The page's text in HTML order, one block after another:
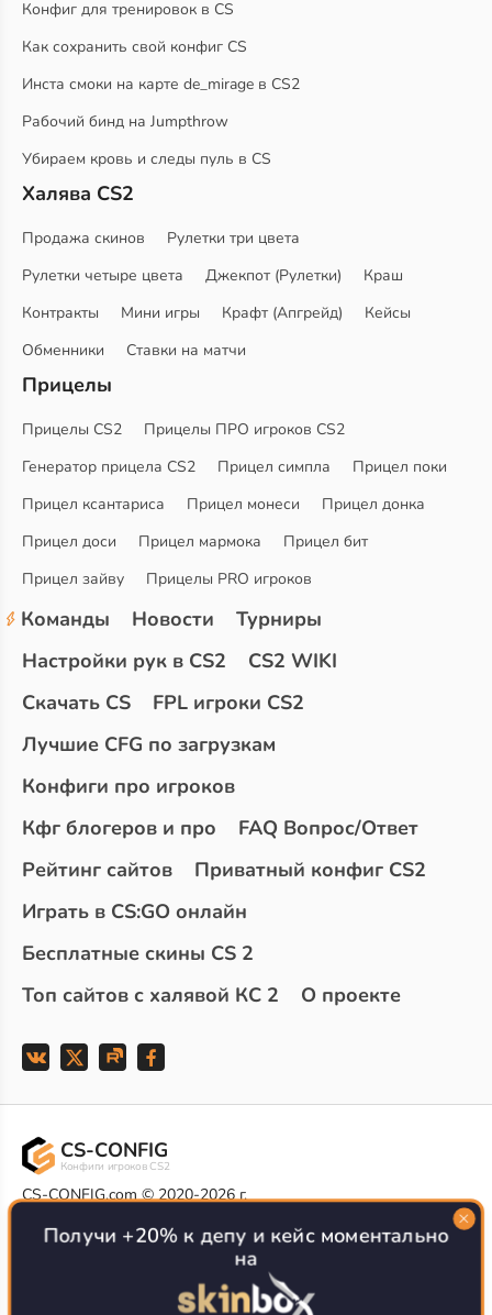
Конфиг для тренировок в CS
Как сохранить свой конфиг CS
Инста смоки на карте de_mirage в CS2
Рабочий бинд на Jumpthrow
Убираем кровь и следы пуль в CS
Халява CS2
Продажа скинов
Рулетки три цвета
Рулетки четыре цвета
Джекпот (Рулетки)
Краш
Контракты
Мини игры Крафт (Апгрейд)
Кейсы
Обменники
Ставки на матчи
Прицелы
Прицелы CS2
Прицелы ПРО игроков CS2
Генератор прицела CS2
Прицел симпла
Прицел поки
Прицел ксантариса
Прицел монеси
Прицел донка
Прицел доси
Прицел мармока
Прицел бит
Прицел зайву
Прицелы PRO игроков
Команды Новости
Турниры
Настройки рук в CS2
CS2 WIKI
Скачать CS
FPL игроки CS2
Лучшие CFG по загрузкам
Конфиги про игроков
Кфг блогеров и про
FAQ Вопрос/Ответ
Рейтинг сайтов
Приватный конфиг CS2
Играть в CS:GO онлайн
Бесплатные скины CS 2
Топ сайтов с халявой КС 2
О проекте
CS-CONFIG
Конфиги игроков CS2
CS-CONFIG.com © 2020-2026 г.
РЕКЛАМА НА САЙТЕ
Все доступные варианты размещения
Согласие на обработку данных
Получи +20% к депу и кейс моментально
на